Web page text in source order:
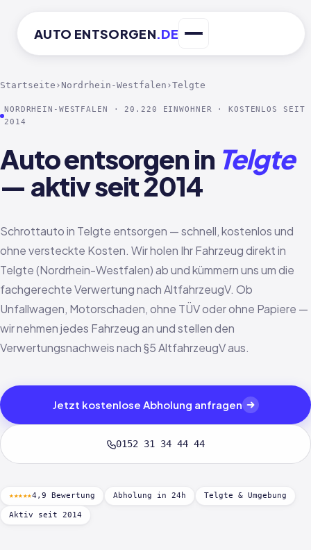
AUTO ENTSORGEN.DE
Startseite › Nordrhein-Westfalen ›Telgte
NORDRHEIN-WESTFALEN · 20.220 EINWOHNER · KOSTENLOS SEIT
2014
Auto entsorgen in Telgte
— aktiv seit 2014
Schrottauto in Telgte entsorgen — schnell, kostenlos und
ohne versteckte Kosten. Wir holen Ihr Fahrzeug direkt in
Telgte (Nordrhein-Westfalen) ab und kümmern uns um die
fachgerechte Verwertung nach AltfahrzeugV. Ob
Unfallwagen, Motorschaden, ohne TÜV oder ohne Papiere —
wir nehmen jedes Fahrzeug an und stellen den
Verwertungsnachweis nach §5 AltfahrzeugV aus.
Jetzt kostenlose Abholung anfragen
0152 31 34 44 44
★★★★★4,9 Bewertung Abholung in 24h Telgte & Umgebung
Aktiv seit 2014